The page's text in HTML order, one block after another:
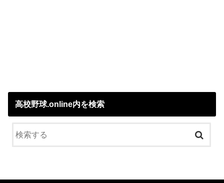
高校野球.online内を検索